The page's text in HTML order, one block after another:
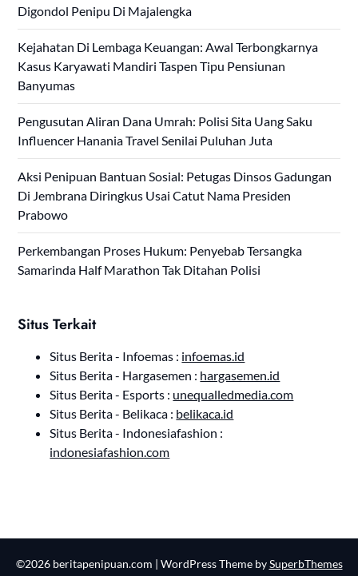
Digondol Penipu Di Majalengka
Kejahatan Di Lembaga Keuangan: Awal Terbongkarnya
Kasus Karyawati Mandiri Taspen Tipu Pensiunan
Banyumas
Pengusutan Aliran Dana Umrah: Polisi Sita Uang Saku
Influencer Hanania Travel Senilai Puluhan Juta
Aksi Penipuan Bantuan Sosial: Petugas Dinsos Gadungan
Di Jembrana Diringkus Usai Catut Nama Presiden
Prabowo
Perkembangan Proses Hukum: Penyebab Tersangka
Samarinda Half Marathon Tak Ditahan Polisi
Situs Terkait
Situs Berita - Infoemas : infoemas.id
Situs Berita - Hargasemen : hargasemen.id
Situs Berita - Esports : unequalledmedia.com
Situs Berita - Belikaca : belikaca.id
Situs Berita - Indonesiafashion :
indonesiafashion.com
©2026 beritapenipuan.com | WordPress Theme bySuperbThemes